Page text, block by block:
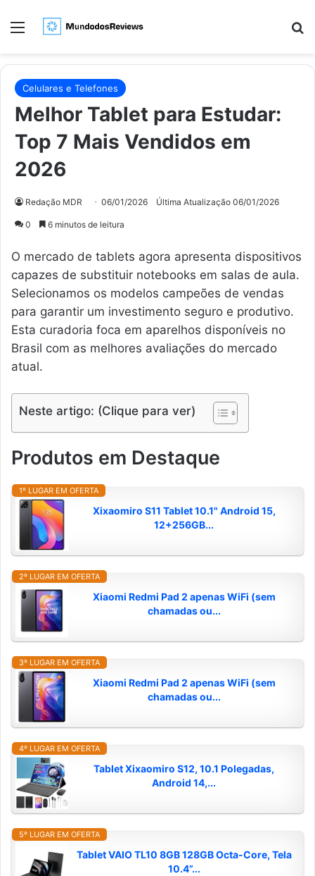
Menu
Celulares e Telefones
Melhor Tablet para Estudar:
Top 7 Mais Vendidos em
2026
Redação MDR 06/01/2026 Última Atualização 06/01/2026
0 6 minutos de leitura
O mercado de tablets agora apresenta dispositivos
capazes de substituir notebooks em salas de aula.
Selecionamos os modelos campeões de vendas
para garantir um investimento seguro e produtivo.
Esta curadoria foca em aparelhos disponíveis no
Brasil com as melhores avaliações do mercado
atual.
Neste artigo: (Clique para ver)
Produtos em Destaque
1º LUGAR EM OFERTA
Xixaomiro S11 Tablet 10.1" Android 15,
12+256GB...
2º LUGAR EM OFERTA
Xiaomi Redmi Pad 2 apenas WiFi (sem
chamadas ou...
3º LUGAR EM OFERTA
Xiaomi Redmi Pad 2 apenas WiFi (sem
chamadas ou...
4º LUGAR EM OFERTA
Tablet Xixaomiro S12, 10.1 Polegadas,
Android 14,...
5º LUGAR EM OFERTA
Tablet VAIO TL10 8GB 128GB Octa-Core, Tela
10.4”...